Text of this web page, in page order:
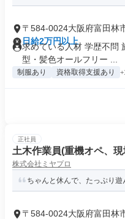
〒584-0024大阪府富田林
日給2万円以上
求めている人材 学歴不問
型・髪色オールフリー ...
制服あり 資格取得支援あり
正社員
土木作業員(重機オペ、
株式会社ミヤプロ
ちゃんと休んで、たっぷり遊
〒584-0024大阪府富田林